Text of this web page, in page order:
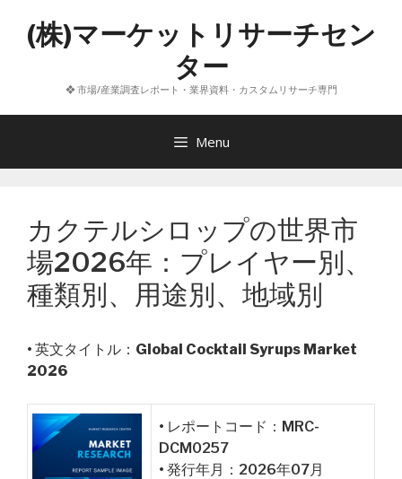
へ
(株)マーケットリサーチセン
ター
❖ 市場/産業調査レポート・業界資料・カスタムリサーチ専門
Menu
カクテルシロップの世界市
場2026年：プレイヤー別、
種類別、用途別、地域別
• 英文タイトル： Global Cocktail Syrups Market
2026
• レポートコード：MRC-
DCM0257
• 発行年月：2026年07月